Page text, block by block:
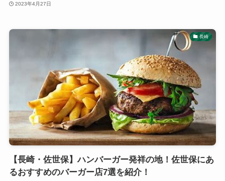
2023年4月27日
長崎
【長崎・佐世保】ハンバーガー発祥の地！佐世保にあ
るおすすめのバーガー店7選を紹介！